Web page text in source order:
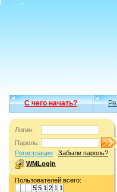
С чего начать?
Логин:
Пароль:
Регистрация
Забыли пароль?
WMLogin
Пользователей всего:
5 5 1 2 1 1